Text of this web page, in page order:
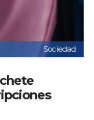
Sociedad